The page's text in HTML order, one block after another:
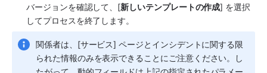
バージョンを確認して、[新しいテンプレートの作成] を選択
してプロセスを終了します。
関係者は、[サービス] ページとインシデントに関する限
られた情報のみを表示できることにご注意ください。し